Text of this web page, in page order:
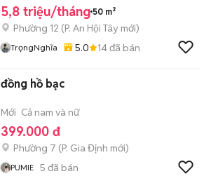
5,8 triệu/tháng 50 m²
Phường 12 (P. An Hội Tây mới)
TrọngNghĩa 5.0 14đã bán
đồng hồ bạc
Mới Cả nam và nữ
399.000 đ
Phường 7 (P. Gia Định mới)
PUMIE 5 đã bán